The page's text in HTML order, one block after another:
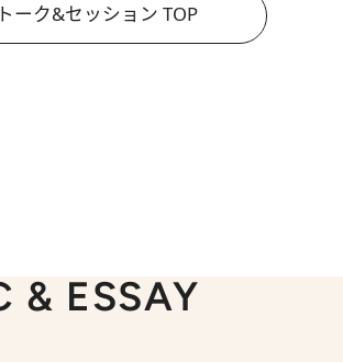
トーク&セッション TOP
& ESSAY